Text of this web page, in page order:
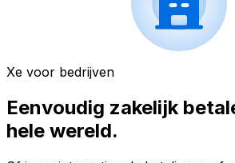
Xe voor bedrijven
Eenvoudig zakelijk
hele wereld.